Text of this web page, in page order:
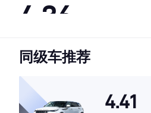
4.36
·外观表现较为优秀，优于84%同级车
·空间表现一般，低于95%同级车
同级车推荐
4.41